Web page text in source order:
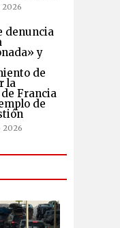
2026
denuncia
y
de
la
Francia
de
2026